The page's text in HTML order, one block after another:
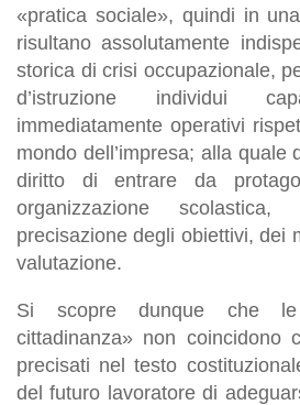
«pratica sociale», quindi in
risultano assolutamente
storica di crisi occupazionale,
d’istruzione individui
immediatamente operativi
mondo dell’impresa; alla quale
diritto di entrare da
organizzazione scolastica,
precisazione degli obiettivi, dei
valutazione.
Si scopre dunque che le
cittadinanza» non coincidono
precisati nel testo
del futuro lavoratore di